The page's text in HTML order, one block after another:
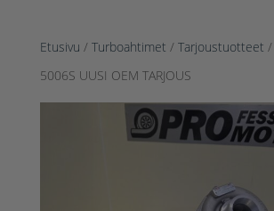
Etusivu / Turboahtimet / Tarjoustuotteet /
5006S UUSI OEM TARJOUS